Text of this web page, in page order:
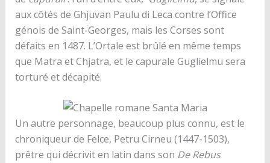
aux côtés de Ghjuvan Paulu di Leca contre l’Office
génois de Saint-Georges, mais les Corses sont
défaits en 1487. L’Ortale est brûlé en même temps
que Matra et Chjatra, et le capurale Guglielmu sera
torturé et décapité.
Un autre personnage, beaucoup plus connu, est le
chroniqueur de Felce, Petru Cirneu (1447-1503),
prêtre qui décrivit en latin dans son De Rebus